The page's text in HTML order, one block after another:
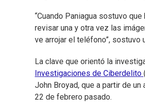
“Cuando Paniagua sostuvo
revisar una y otra vez las
ve arrojar el teléfono”, sostuvo
La clave que orientó la
Investigaciones de Ciberdelito
John Broyad, que a partir de
22 de febrero pasado.